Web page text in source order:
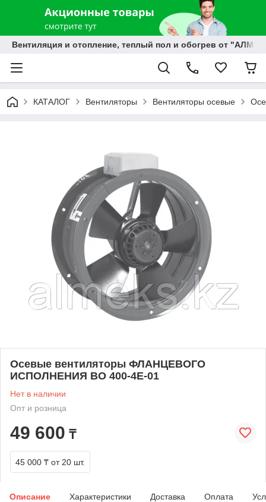
Вентиляция и отопление, теплый пол и обогрев от
КАТАЛОГ Вентиляторы Вентиляторы осевые
Осевые вентиляторы ФЛАНЦЕВОГО
ИСПОЛНЕНИЯ ВО 400-4Е-01
Нет в наличии
Опт и розница
49 600 ₸
45 000 ₸ от 20 шт.
Описание Характеристики Доставка Оплата